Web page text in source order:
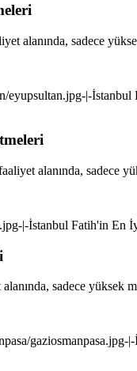
alanında, sadece
|-
alanında, sadece
|-İstanbul Fatih'in En
sadece yüksek